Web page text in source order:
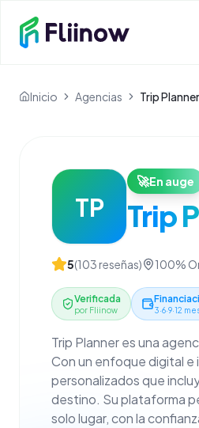
Inicio Agencias Trip Planner
TP
🚀En auge
Trip
5(103reseñas) 100%
Verificada
por Fliinow 3·6·9·12
Trip Planner es una
Con un enfoque digital e
personalizados que
destino. Su plataforma
solo lugar, con la